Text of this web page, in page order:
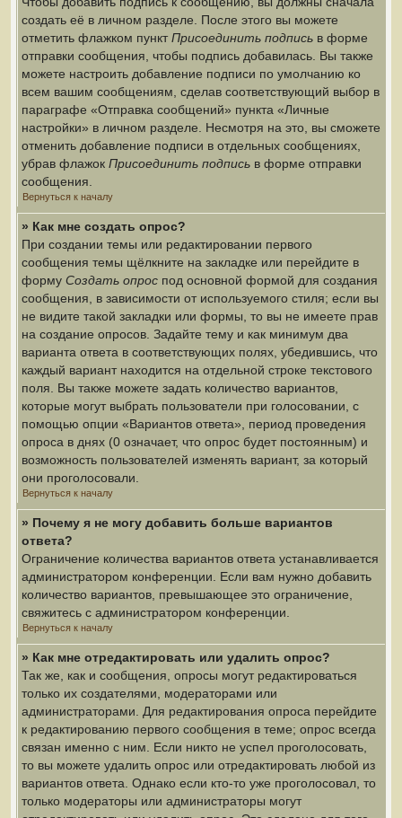
создать её в личном разделе. После этого вы можете
отметить флажком пунктПрисоединить подпись в форме
отправки сообщения, чтобы подпись добавилась. Вы также
можете настроить добавление подписи по умолчанию ко
всем вашим сообщениям, сделав соответствующий выбор в
параграфе «Отправка сообщений» пункта «Личные
настройки» в личном разделе. Несмотря на это, вы сможете
отменить добавление подписи в отдельных сообщениях,
убрав флажок Присоединить подпись в форме отправки
сообщения.
Вернуться к началу
» Как мне создать опрос?
При создании темы или редактировании первого
сообщения темы щёлкните на закладке или перейдите в
форму Создать опрос под основной формой для создания
сообщения, в зависимости от используемого стиля; если вы
не видите такой закладки или формы, то вы не имеете прав
на создание опросов. Задайте тему и как минимум два
варианта ответа в соответствующих полях, убедившись, что
каждый вариант находится на отдельной строке текстового
поля. Вы также можете задать количество вариантов,
которые могут выбрать пользователи при голосовании, с
помощью опции «Вариантов ответа», период проведения
опроса в днях (0 означает, что опрос будет постоянным) и
возможность пользователей изменять вариант, за который
они проголосовали.
Вернуться к началу
» Почему я не могу добавить больше вариантов
ответа?
Ограничение количества вариантов ответа устанавливается
администратором конференции. Если вам нужно добавить
количество вариантов, превышающее это ограничение,
свяжитесь с администратором конференции.
Вернуться к началу
» Как мне отредактировать или удалить опрос?
Так же, как и сообщения, опросы могут редактироваться
только их создателями, модераторами или
администраторами. Для редактирования опроса перейдите
к редактированию первого сообщения в теме; опрос всегда
связан именно с ним. Если никто не успел проголосовать,
то вы можете удалить опрос или отредактировать любой из
вариантов ответа. Однако если кто-то уже проголосовал, то
только модераторы или администраторы могут